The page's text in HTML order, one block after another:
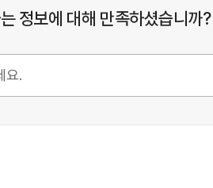
정보에 대해 만족하셨습니까?